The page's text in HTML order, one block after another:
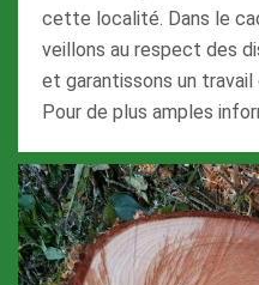
cette localité. Dans le
veillons au respect des
et garantissons un travail
Pour de plus amples